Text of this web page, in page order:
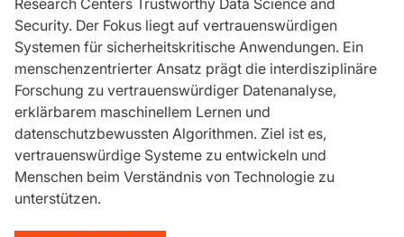
Security. Der Fokus liegt auf vertrauenswürdigen
Systemen für sicherheitskritische Anwendungen. Ein
menschenzentrierter Ansatz prägt die interdisziplinäre
Forschung zu vertrauenswürdiger Datenanalyse,
erklärbarem maschinellem Lernen und
datenschutzbewussten Algorithmen. Ziel ist es,
vertrauenswürdige Systeme zu entwickeln und
Menschen beim Verständnis von Technologie zu
unterstützen.